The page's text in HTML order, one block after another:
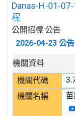
Danas-H-01-
程
公開招標 公告
2026-04-23 公告
招標公告詳細內
機關資料
機關代碼
機關名稱